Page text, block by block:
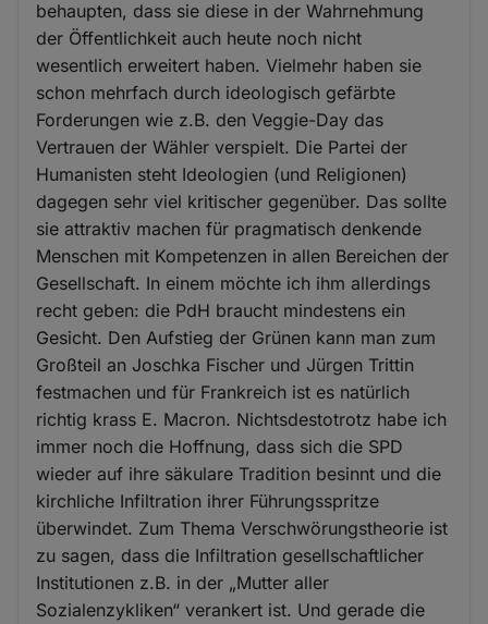
behaupten, dass sie diese in der Wahrnehmung
der Öffentlichkeit auch heute noch nicht
wesentlich erweitert haben. Vielmehr haben sie
schon mehrfach durch ideologisch gefärbte
Forderungen wie z.B. den Veggie-Day das
Vertrauen der Wähler verspielt. Die Partei der
Humanisten steht Ideologien (und Religionen)
dagegen sehr viel kritischer gegenüber. Das sollte
sie attraktiv machen für pragmatisch denkende
Menschen mit Kompetenzen in allen Bereichen der
Gesellschaft. In einem möchte ich ihm allerdings
recht geben: die PdH braucht mindestens ein
Gesicht. Den Aufstieg der Grünen kann man zum
Großteil an Joschka Fischer und Jürgen Trittin
festmachen und für Frankreich ist es natürlich
richtig krass E. Macron. Nichtsdestotrotz habe ich
immer noch die Hoffnung, dass sich die SPD
wieder auf ihre säkulare Tradition besinnt und die
kirchliche Infiltration ihrer Führungsspritze
überwindet. Zum Thema Verschwörungstheorie ist
zu sagen, dass die Infiltration gesellschaftlicher
Institutionen z.B. in der „Mutter aller
Sozialenzykliken“ verankert ist. Und gerade die